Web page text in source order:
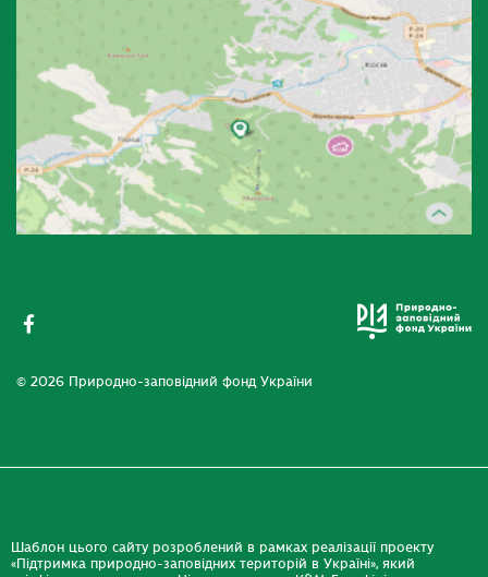
© 2026 Природно-заповідний фонд України
Шаблон цього сайту розроблений в рамках реалізації проекту
«Підтримка природно-заповідних територій в Україні», який